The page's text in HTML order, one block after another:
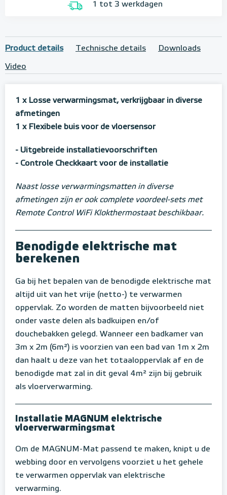
1 tot 3 werkdagen
Product details Technische details Downloads
Video
1 x Losse verwarmingsmat, verkrijgbaar in diverse
afmetingen
1 x Flexibele buis voor de vloersensor
- Uitgebreide installatievoorschriften
- Controle Checkkaart voor de installatie
Naast losse verwarmingsmatten in diverse
afmetingen zijn er ook complete voordeel-sets met
Remote Control WiFi Klokthermostaat beschikbaar.
Benodigde elektrische mat
berekenen
Ga bij het bepalen van de benodigde elektrische mat
altijd uit van het vrije (netto-) te verwarmen
oppervlak. Zo worden de matten bijvoorbeeld niet
onder vaste delen als badkuipen en/of
douchebakken gelegd. Wanneer een badkamer van
3m x 2m (6m²) is voorzien van een bad van 1m x 2m
dan haalt u deze van het totaaloppervlak af en de
benodigde mat zal in dit geval 4m² zijn bij gebruik
als vloerverwarming.
Installatie MAGNUM elektrische
vloerverwarmingsmat
Om de MAGNUM-Mat passend te maken, knipt u de
webbing door en vervolgens voorziet u het gehele
te verwarmen oppervlak van elektrische
verwarming.